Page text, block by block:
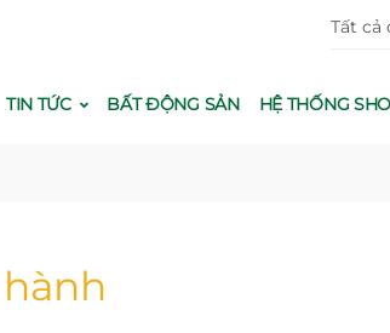
Tất cả
TIN TỨC BẤT ĐỘNG SẢN HỆ THỐNG